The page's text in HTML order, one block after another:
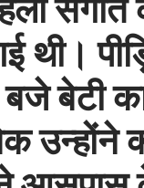
थी।
बेटी
उन्होंने